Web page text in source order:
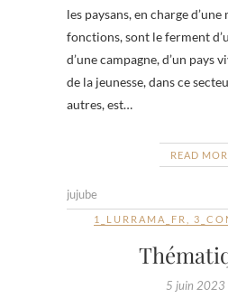
les paysans, en charge
fonctions, sont le ferment
d’une campagne, d’un pays
de la jeunesse, dans ce
autres, est…
READ
jujube
1_LURRAMA_FR
5 juin 2023